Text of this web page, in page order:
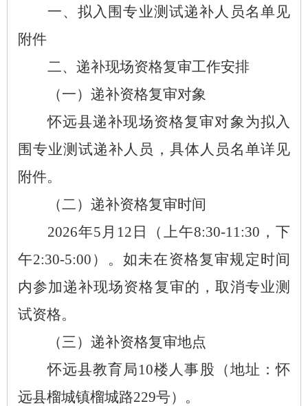
一、拟入围专业测试递补人员名单见
附件
二、 递补现场资格复审工作安排
（一） 递补资格复审对象
怀远县递补现场资格复审对象为拟入
围专业测试递补人员，具体人员名单详见
附件。
（二） 递补资格复审时间
2026年5 月 12 日（上午8:30-11:30 ，下
午2:30-5:00 ）。如未在资格复审规定时间
内参加递补现场资格复审的，取消专业测
试资格。
（三） 递补资格复审地点
怀远县教育局10楼人事股 （地址：怀
远县榴城镇榴城路229号） 。